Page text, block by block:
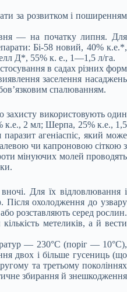
за розвитком і поширенням
— на початку липня. Для
Бі-58 новий, 40% к.е.*,
Д*, 55% к. е., 1—1,5 л/га.
в садах різних форм
заселення насаджень
спалюванням.
захисту використовують один
к.е., 2 мл; Шерпа, 25% к.е., 1,5
агеніаспіс, який може
чи капроновою сіткою з
мінуючих молей проводять
Для їх відловлювання і
Після охолодження до узвару
розставляють серед рослин.
метеликів, а й вести
— 230°С (поріг — 10°С),
двох і більше гусениць (що
та третьому поколіннях
збирання й знешкодження